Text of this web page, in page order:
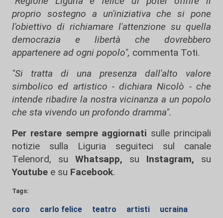
proprio sostegno a un'iniziativa che si pone
l'obiettivo di richiamare l'attenzione su quella
democrazia e libertà che dovrebbero
appartenere ad ogni popolo", commenta Toti.
"Si tratta di una presenza dall'alto valore
simbolico ed artistico - dichiara Nicolò - che
intende ribadire la nostra vicinanza a un popolo
che sta vivendo un profondo dramma".
Per restare sempre aggiornati sulle principali
notizie sulla Liguria seguiteci sul canale
Telenord, su
Whatsapp, su Instagram, su
Youtube e su Facebook.
Tags:
coro carlo felice teatro artisti ucraina